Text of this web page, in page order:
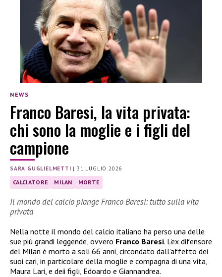
NEWS
Franco Baresi, la vita privata:
chi sono la moglie e i figli del
campione
SARA GUGLIELMETTI |31 LUGLIO 2026
CALCIATORE MILAN MORTE
Il mondo del calcio piange Franco Baresi: tutto sulla vita
privata
Nella notte il mondo del calcio italiano ha perso una delle
sue più grandi leggende, ovvero Franco Baresi. L’ex difensore
del Milan è morto a soli 66 anni, circondato dall’affetto dei
suoi cari, in particolare della moglie e compagna di una vita,
Maura Lari, e deii figli, Edoardo e Giannandrea.